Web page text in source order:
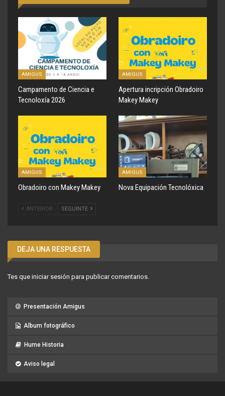
AMIGUS
Campamento de Ciencia e
Tecnoloxía 2026
AMIGUS
Apertura incripción Obradoiro
Makey Makey
AMIGUS
Obradoiro con Makey Makey
AMIGUS
Nova Equipación Tecnolóxica
ANTERIOR SEGUINTE
DEJA UNA RESPUESTA
Tes que iniciar sesión para publicar comentarios.
Presentación Amigus
Album fotográfico
Hume Historia
Aviso legal